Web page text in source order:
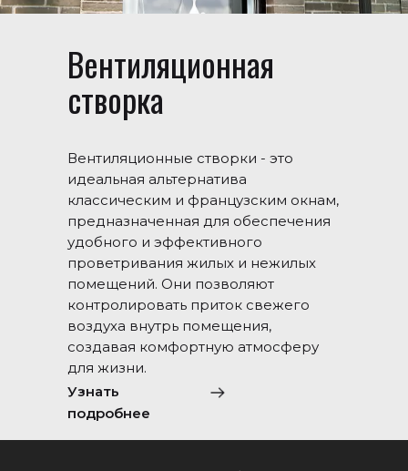
Вентиляционная
створка
Вентиляционные створки - это
идеальная альтернатива
классическим и французским окнам,
предназначенная для обеспечения
удобного и эффективного
проветривания жилых и нежилых
помещений. Они позволяют
контролировать приток свежего
воздуха внутрь помещения,
создавая комфортную атмосферу
для жизни.
Узнать
подробнее